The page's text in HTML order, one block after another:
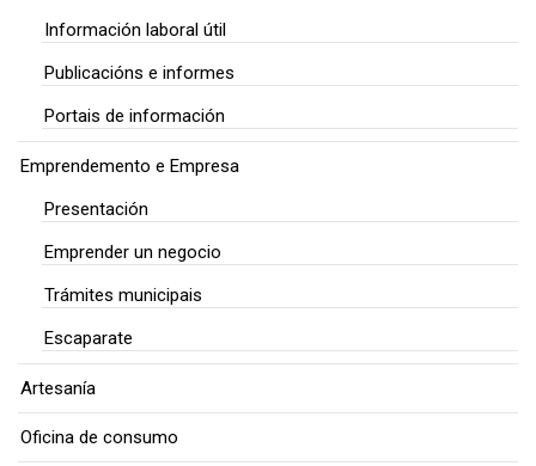
Información laboral útil
Publicacións e informes
Portais de información
Emprendemento e Empresa
Presentación
Emprender un negocio
Trámites municipais
Escaparate
Artesanía
Oficina de consumo